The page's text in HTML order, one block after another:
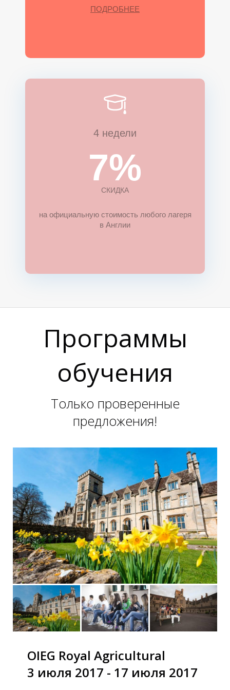
ПОДРОБНЕЕ
4 недели
7%
СКИДКА
на официальную стоимость любого лагеря
в Англии
Программы
обучения
Только проверенные
предложения!
OIEG Royal Agricultural
3 июля 2017 - 17 июля 2017